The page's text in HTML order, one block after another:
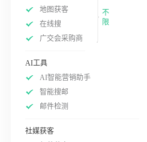
地图获客
在线搜
广交会采购商
不
限
AI工具
AI智能营销助手
智能搜邮
邮件检测
社媒获客